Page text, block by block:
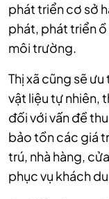
phát triển cơ sở
phát, phát triển
môi trường.
Thị xã cũng sẽ
vật liệu tự nhiên,
đối với vấn đề
bảo tồn các giá
trú, nhà hàng,
phục vụ khách